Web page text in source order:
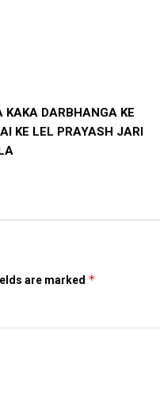
DARBHANGA KE
KE LEL PRAYASH JARI
are marked *